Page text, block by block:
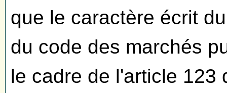
que le caractère écrit
du code des marchés
le cadre de l'article 123